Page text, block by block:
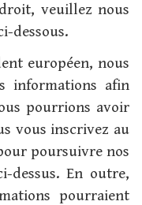
veuillez nous
dessous.
européen, nous
informations afin
pourrions avoir
vous inscrivez au
poursuivre nos
dessus. En outre,
pourraient